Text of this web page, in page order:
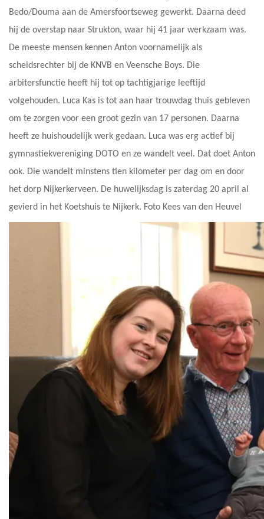
Bedo/Douma aan de Amersfoortseweg gewerkt. Daarna deed
hij de overstap naar Strukton, waar hij 41 jaar werkzaam was.
De meeste mensen kennen Anton voornamelijk als
scheidsrechter bij de KNVB en Veensche Boys. Die
arbitersfunctie heeft hij tot op tachtigjarige leeftijd
volgehouden. Luca Kas is tot aan haar trouwdag thuis gebleven
om te zorgen voor een groot gezin van 17 personen. Daarna
heeft ze huishoudelijk werk gedaan. Luca was erg actief bij
gymnastiekvereniging DOTO en ze wandelt veel. Dat doet Anton
ook. Die wandelt minstens tien kilometer per dag om en door
het dorp Nijkerkerveen. De huwelijksdag is zaterdag 20 april al
gevierd in het Koetshuis te Nijkerk. Foto Kees van den Heuvel